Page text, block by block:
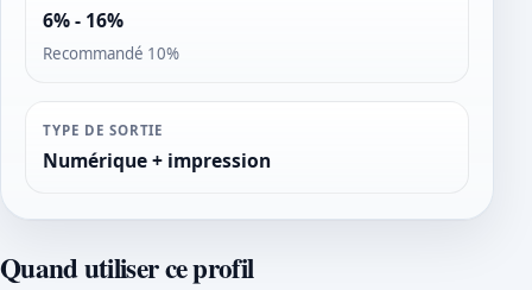
6% - 16%
Recommandé 10%
TYPE DE SORTIE
Numérique + impression
Quand utiliser ce profil